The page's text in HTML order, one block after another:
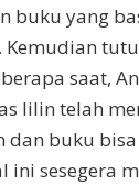
buku yang
Kemudian
saat,
lilin telah
buku bisa
ini sesegera